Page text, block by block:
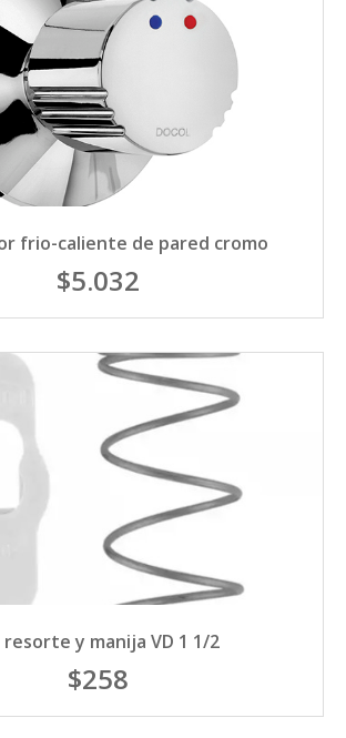
frio-caliente de pared cromo
$5.032
y manija VD 1 1/2
$258